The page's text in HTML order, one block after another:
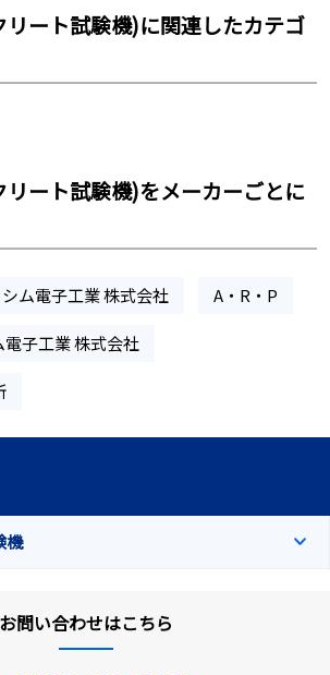
ート試験機)に関連したカテゴ
ート試験機)をメーカーごとに
ム電子工業 株式会社 A・R・P
子工業 株式会社
機
お問い合わせはこちら